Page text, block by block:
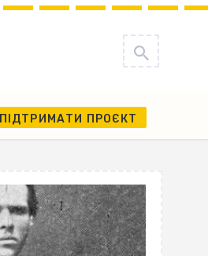
ПІДТРИМАТИ ПРОЄКТ